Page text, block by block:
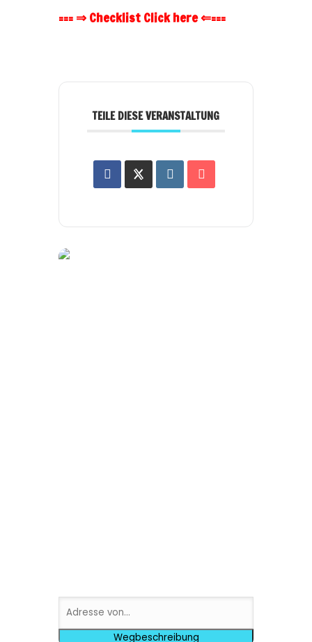
=== ⇒ Checklist Click here ⇐===
TEILE DIESE VERANSTALTUNG